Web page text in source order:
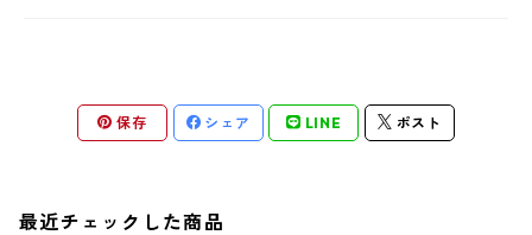
保存 シェア LINE ポスト
最近チェックした商品